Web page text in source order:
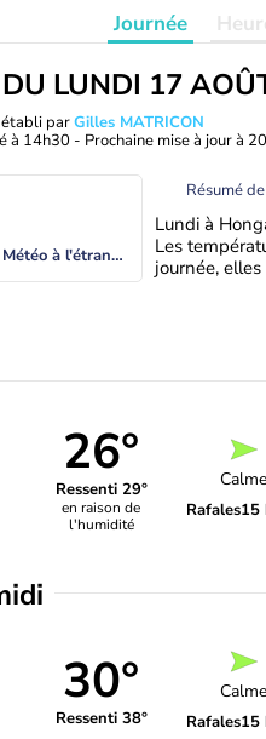
Journée
LUNDI 17
parGilles MATRICON
à 14h30 - Prochaine mise à jour à
Actualités Météo à l'étranger
Résumé
Lundi à
Les
journée,
26°
Ressenti 29°
en raison de
l'humidité
Calme
Rafales15
30°
Ressenti 38°
Calme
Rafales15